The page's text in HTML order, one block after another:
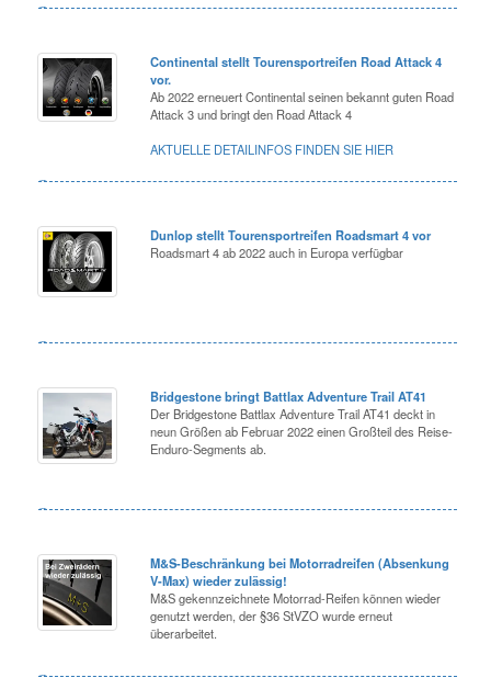
Continental stellt Tourensportreifen Road Attack 4
vor.
Ab 2022 erneuert Continental seinen bekannt guten Road
Attack 3 und bringt den Road Attack 4
AKTUELLE DETAILINFOS FINDEN SIE HIER
Dunlop stellt Tourensportreifen Roadsmart 4 vor
Roadsmart 4 ab 2022 auch in Europa verfügbar
Bridgestone bringt Battlax Adventure Trail AT41
Der Bridgestone Battlax Adventure Trail AT41 deckt in
neun Größen ab Februar 2022 einen Großteil des Reise-
Enduro-Segments ab.
M&S-Beschränkung bei Motorradreifen (Absenkung
V-Max) wieder zulässig!
M&S gekennzeichnete Motorrad-Reifen können wieder
genutzt werden, der §36 StVZO wurde erneut
überarbeitet.